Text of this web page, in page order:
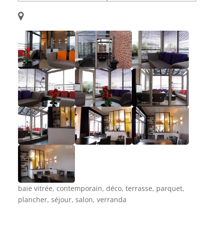
baie vitrée, contemporain, déco, terrasse, parquet,
plancher, séjour, salon, verranda